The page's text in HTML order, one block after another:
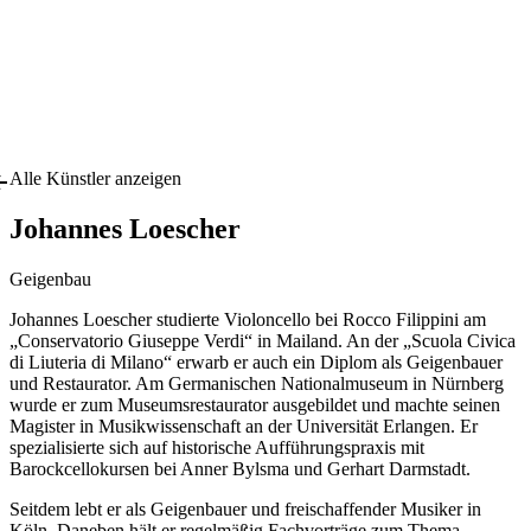
Alle Künstler anzeigen
Johannes Loescher
Geigenbau
Johannes Loescher studierte Violoncello bei Rocco Filippini am
„Conservatorio Giuseppe Verdi“ in Mailand. An der „Scuola Civica
di Liuteria di Milano“ erwarb er auch ein Diplom als Geigenbauer
und Restaurator. Am Germanischen Nationalmuseum in Nürnberg
wurde er zum Museumsrestaurator ausgebildet und machte seinen
Magister in Musikwissenschaft an der Universität Erlangen. Er
spezialisierte sich auf historische Aufführungspraxis mit
Barockcellokursen bei Anner Bylsma und Gerhart Darmstadt.
Seitdem lebt er als Geigenbauer und freischaffender Musiker in